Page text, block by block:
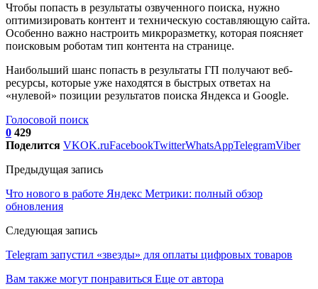
Чтобы попасть в результаты озвученного поиска, нужно
оптимизировать контент и техническую составляющую сайта.
Особенно важно настроить микроразметку, которая поясняет
поисковым роботам тип контента на странице.
Наибольший шанс попасть в результаты ГП получают веб-
ресурсы, которые уже находятся в быстрых ответах на
«нулевой» позиции результатов поиска Яндекса и Google.
Голосовой поиск
0 429
Поделится VKOK.ruFacebookTwitterWhatsAppTelegramViber
Предыдущая запись
Что нового в работе Яндекс Метрики: полный обзор
обновления
Следующая запись
Telegram запустил «звезды» для оплаты цифровых товаров
Вам также могут понравиться Еще от автора